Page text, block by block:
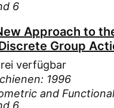
6
Approach to
Group
verfügbar
1996
and
6